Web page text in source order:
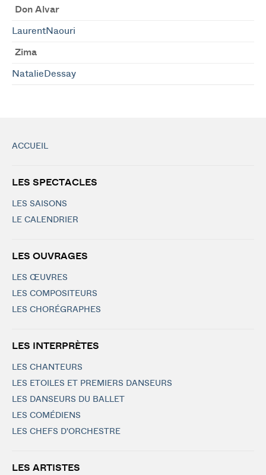
Don Alvar
LaurentNaouri
Zima
NatalieDessay
ACCUEIL
LES SPECTACLES
LES SAISONS
LE CALENDRIER
LES OUVRAGES
LES ŒUVRES
LES COMPOSITEURS
LES CHORÉGRAPHES
LES INTERPRÈTES
LES CHANTEURS
LES ETOILES ET PREMIERS DANSEURS
LES DANSEURS DU BALLET
LES COMÉDIENS
LES CHEFS D'ORCHESTRE
LES ARTISTES